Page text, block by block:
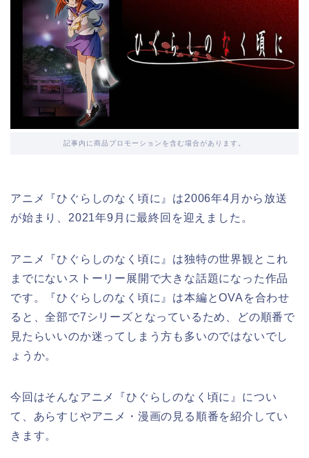
記事内に商品プロモーションを含む場合があります。
アニメ『ひぐらしのなく頃に』は2006年4月から放送
が始まり、2021年9月に最終回を迎えました。
アニメ『ひぐらしのなく頃に』は独特の世界観とこれ
までにないストーリー展開で大きな話題になった作品
です。『ひぐらしのなく頃に』は本編とOVAを合わせ
ると、全部で7シリーズとなっているため、どの順番で
見たらいいのか迷ってしまう方も多いのではないでし
ょうか。
今回はそんなアニメ『ひぐらしのなく頃に』につい
て、あらすじやアニメ・漫画の見る順番を紹介してい
きます。